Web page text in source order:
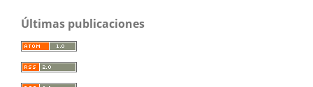
Últimas publicaciones